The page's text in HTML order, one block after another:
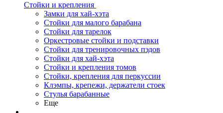
Стойки и крепления
Замки для хай-хэта
Стойки для малого барабана
Стойки для тарелок
Оркестровые стойки и подставки
Стойки для тренировочных пэдов
Стойки для хай-хэта
Стойки и крепления томов
Стойки, крепления для перкуссии
Клэмпы, крепежи, держатели стоек
Стулья барабанные
Еще